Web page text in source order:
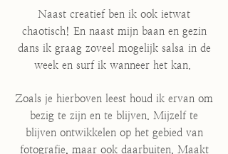
Naast creatief ben ik ook ietwat
chaotisch! En naast mijn baan en gezin
dans ik graag zoveel mogelijk salsa in de
week en surf ik wanneer het kan.
Zoals je hierboven leest houd ik ervan om
bezig te zijn en te blijven. Mijzelf te
blijven ontwikkelen op het gebied van
fotografie, maar ook daarbuiten. Maakt